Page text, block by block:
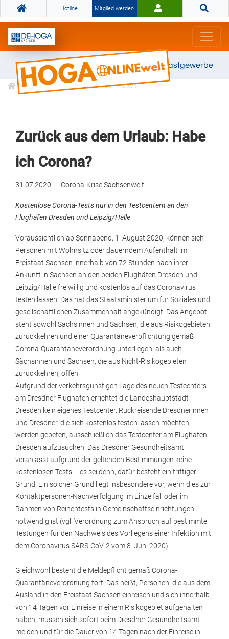
Hotline Mitglied werden
Gemeinsam stark für das Gastgewerbe
Informationen Branchen News
Zurück aus dem Urlaub: Habe
ich Corona?
31.07.2020 Corona-KriseSachsenweit
Kostenlose Corona-Tests nur in den Testcentern an den
Flughäfen Dresden und Leipzig/Halle
Voraussichtlich ab Sonnabend, 1. August 2020, können sich
Personen mit Wohnsitz oder dauerndem Aufenthalt im
Freistaat Sachsen innerhalb von 72 Stunden nach ihrer
Ankunft in Sachsen an den beiden Flughäfen Dresden und
Leipzig/Halle freiwillig und kostenlos auf das Coronavirus
testen lassen. Das hat das Staatsministerium für Soziales und
gesellschaftlichen Zusammenhalt angekündigt. Das Angebot
steht sowohl Sächsinnen und Sachsen, die aus Risikogebieten
zurückkehren und einer Quarantäneverpflichtung gemäß
Corona-Quarantäneverordnung unterliegen, als auch
Sächsinnen und Sachsen, die aus Nicht-Risikogebieten
zurückkehren, offen.
Aufgrund der verkehrsgünstigen Lage des neuen Testcenters
am Dresdner Flughafen errichtet die Landeshauptstadt
Dresden kein eigenes Testcenter. Rückreisende Dresdnerinnen
und Dresdner, die sich kostenlos testen lassen möchten,
werden gebeten, ausschließlich das Testcenter am Flughafen
Dresden aufzusuchen. Das Dresdner Gesundheitsamt
veranlasst aufgrund der geltenden Bestimmungen keine
kostenlosen Tests – es sei denn, dafür besteht ein triftiger
Grund. Ein solcher Grund liegt insbesondere vor, wenn dies zur
Kontaktpersonen-Nachverfolgung im Einzelfall oder im
Rahmen von Reihentests in Gemeinschaftseinrichtungen
notwendig ist (vgl. Verordnung zum Anspruch auf bestimmte
Testungen für den Nachweis des Vorliegens einer Infektion mit
dem Coronavirus SARS-CoV-2 vom 8. Juni 2020).
Gleichwohl besteht die Meldepflicht gemäß Corona-
Quarantäneverordnung fort. Das heißt, Personen, die aus dem
Ausland in den Freistaat Sachsen einreisen und sich innerhalb
von 14 Tagen vor Einreise in einem Risikogebiet aufgehalten
haben, müssen sich sofort beim Dresdner Gesundheitsamt
melden und für die Dauer von 14 Tagen nach der Einreise in